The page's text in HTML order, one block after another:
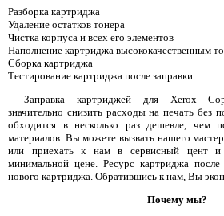
Разборка картриджа
Удаление остатков тонера
Чистка корпуса и всех его элементов
Наполнение картриджа высококачественным
Сборка картриджа
Тестирование картриджа после заправки
Заправка картриджей для Xerox
значительно снизить расходы на печать без
обходится в несколько раз дешевле, чем
материалов. Вы можете вызвать нашего
или приехать к нам в сервисный цент и
минимальной цене. Ресурс картриджа
нового картриджа. Обратившись к нам, Вы
Почему мы?